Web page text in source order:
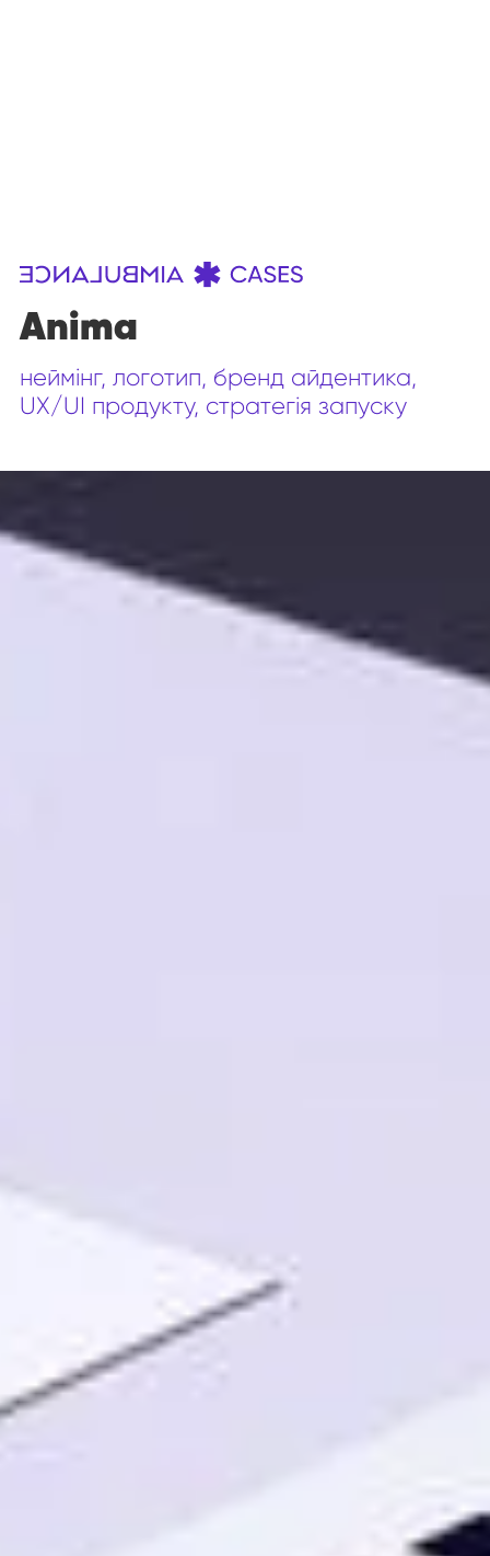
Anima
неймінг, логотип, бренд айдентика,
UX/UI продукту, стратегія запуску